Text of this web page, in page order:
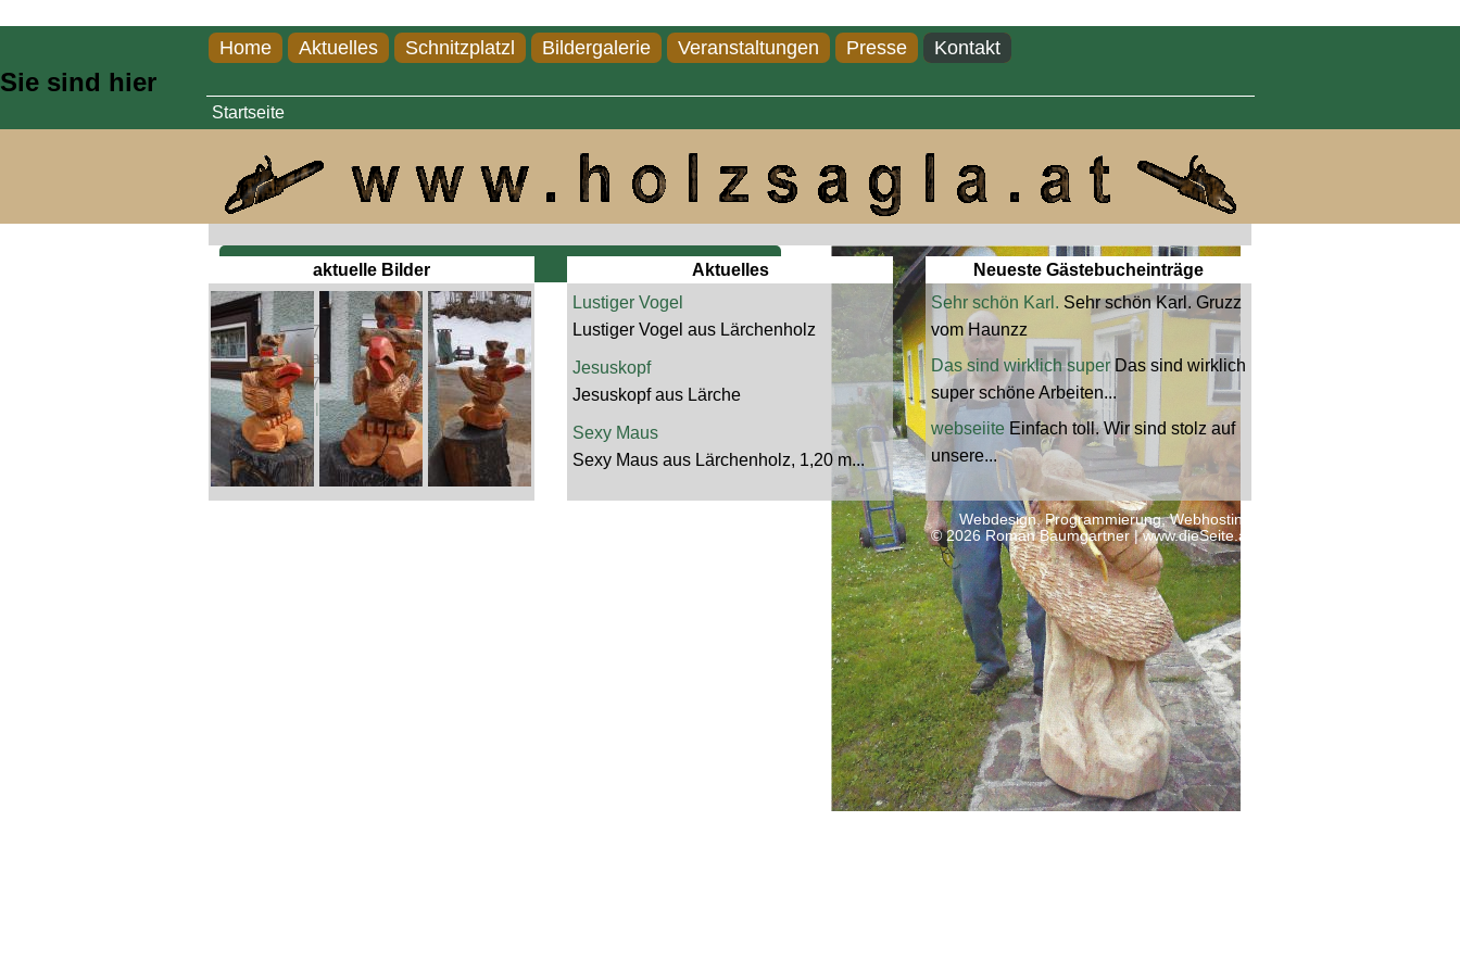
Home Aktuelles Schnitzplatzl Bildergalerie Veranstaltungen Presse Kontakt
Sie sind hier
Startseite
Karl Bauer
Aschbach 17
8634 Aschbach
0664 / 5938781
karl-der@holzsagla.at
aktuelle Bilder
Aktuelles
Lustiger Vogel
Lustiger Vogel aus Lärchenholz
Jesuskopf
Jesuskopf aus Lärche
Sexy Maus
Sexy Maus aus Lärchenholz, 1,20 m...
Neueste Gästebucheinträge
Sehr schön Karl. Sehr schön Karl. Gruzz
vom Haunzz
Das sind wirklich superDas sind wirklich
super schöne Arbeiten...
webseiite Einfach toll. Wir sind stolz auf
unsere...
Webdesign, Programmierung, Webhosting
© 2026 Roman Baumgartner | www.dieSeite.at